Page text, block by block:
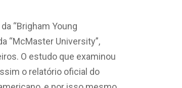
“Brigham Young
“McMaster University”,
O estudo que examinou
o relatório oficial do